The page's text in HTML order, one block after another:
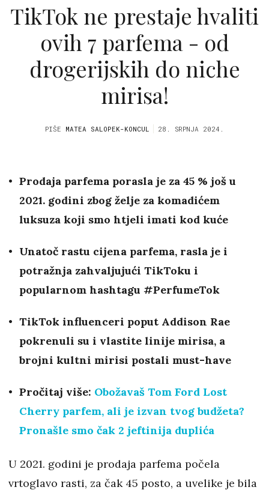
TikTok ne prestaje hvaliti
ovih 7 parfema - od
drogerijskih do niche
mirisa!
PIŠE MATEA SALOPEK-KONCUL 28. SRPNJA 2024.
Prodaja parfema porasla je za 45 % još u
2021. godini zbog želje za komadićem
luksuza koji smo htjeli imati kod kuće
Unatoč rastu cijena parfema, rasla je i
potražnja zahvaljujući TikToku i
popularnom hashtagu #PerfumeTok
TikTok influenceri poput Addison Rae
pokrenuli su i vlastite linije mirisa, a
brojni kultni mirisi postali must-have
Pročitaj više: Obožavaš Tom Ford Lost
Cherry parfem, ali je izvan tvog budžeta?
Pronašle smo čak 2 jeftinija duplića
U 2021. godini je prodaja parfema počela
vrtoglavo rasti, za čak 45 posto, a uvelike je bila